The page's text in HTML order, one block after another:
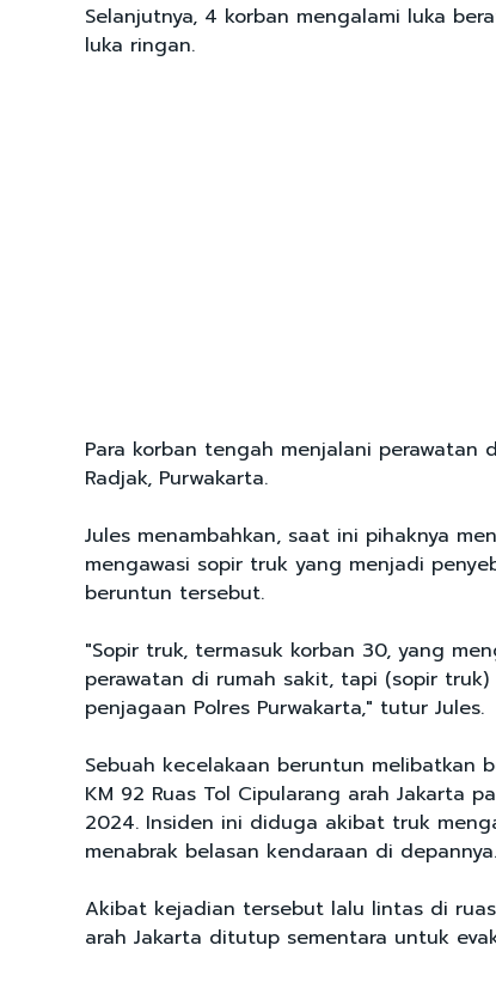
Selanjutnya, 4 korban mengalami luka
luka ringan.
Para korban tengah menjalani perawatan
Radjak, Purwakarta.
Jules menambahkan, saat ini pihaknya
mengawasi sopir truk yang menjadi
beruntun tersebut.
"Sopir truk, termasuk korban 30, yang
perawatan di rumah sakit, tapi (sopir
penjagaan Polres Purwakarta," tutur Jules.
Sebuah kecelakaan beruntun melibatkan
KM 92 Ruas Tol Cipularang arah Jakarta
2024. Insiden ini diduga akibat truk
menabrak belasan kendaraan di depannya.
Akibat kejadian tersebut lalu lintas di
arah Jakarta ditutup sementara untuk